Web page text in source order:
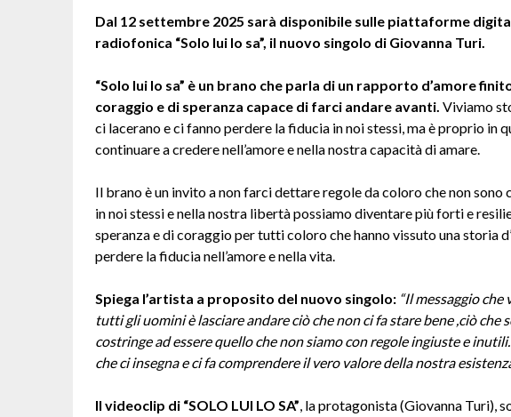
Dal 12 settembre 2025 sarà disponibile sulle piattaforme
radiofonica “Solo lui lo sa”, il nuovo singolo di Giovanna Turi.
“Solo lui lo sa” è un brano che parla di un rapporto d’amore
coraggio e di speranza capace di farci andare avanti. Viviamo
ci lacerano e ci fanno perdere la fiducia in noi stessi, ma è proprio in
continuare a credere nell’amore e nella nostra capacità di amare.
Il brano è un invito a non farci dettare regole da coloro che non sono
in noi stessi e nella nostra libertà possiamo diventare più forti e
speranza e di coraggio per tutti coloro che hanno vissuto una storia
perdere la fiducia nell’amore e nella vita.
Spiega l’artista a proposito del nuovo singolo: “Il messaggio
tutti gli uomini è lasciare andare ciò che non ci fa stare bene ,ciò che
costringe ad essere quello che non siamo con regole ingiuste e
che ci insegna e ci fa comprendere il vero valore della nostra
Il videoclip di “SOLO LUI LO SA”, la protagonista (Giovanna Turi),